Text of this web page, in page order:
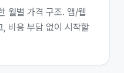
월별 가격 구조. 앱/웹
비용 부담 없이 시작할